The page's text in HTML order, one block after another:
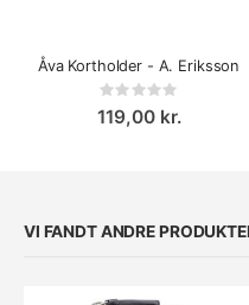
Åva Kortholder - A. Eriksson
Rating:
119,00 kr.
VI FANDT ANDRE